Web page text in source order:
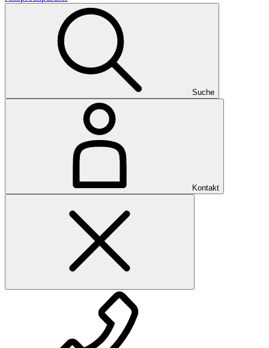
Suche
Kontakt